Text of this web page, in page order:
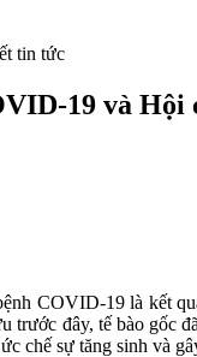
tin tức
19 và
COVID-19 là kết
trước đây, tế bào gốc
chế sự tăng sinh và